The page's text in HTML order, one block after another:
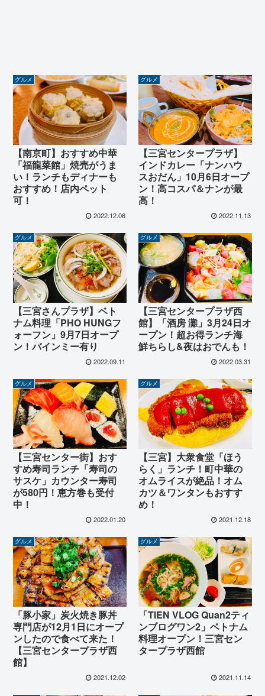
グルメ
【南京町】おすすめ中華
「福龍菜館」焼売がうま
い！ランチもディナーも
おすすめ！店内ペット
可！
2022.12.06
グルメ
【三宮センタープラザ】
インドカレー「ナンハウ
スおだん」10月6日オープ
ン！高コスパ＆ナンが最
高！
2022.11.13
グルメ
【三宮さんプラザ】ベト
ナム料理「PHO HUNGフ
ォーフン」9月7日オープ
ン！バインミー有り
2022.09.11
グルメ
【三宮センタープラザ西
館】「酒房 灘」3月24日オ
ープン！超お得ランチ海
鮮ちらし&夜はおでんも！
2022.03.31
グルメ
【三宮センター街】おす
すめ寿司ランチ「寿司の
サスケ」カウンター寿司
が580円！恵方巻も受付
中！
2022.01.20
グルメ
【三宮】大衆食堂「ほう
らく」ランチ！町中華の
オムライスが絶品！オム
カツ＆ワンタンもおすす
め！
2021.12.18
グルメ
「豚小家」炭火焼き豚丼
専門店が12月1日にオープ
ンしたので食べて来た！
【三宮センタープラザ西
館】
2021.12.02
グルメ
「TIEN VLOG Quan2ティ
ンブログワン2」ベトナム
料理オープン！三宮セン
タープラザ西館
2021.11.14